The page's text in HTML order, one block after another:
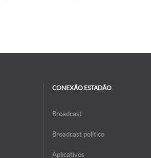
CONEXÃO ESTADÃO
Broadcast
Broadcast político
Aplicativos